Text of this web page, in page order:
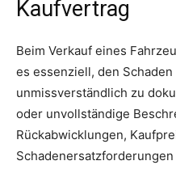
Kaufvertrag
Beim Verkauf eines
es essenziell, den
unmissverständlich zu
oder unvollständige
Rückabwicklungen,